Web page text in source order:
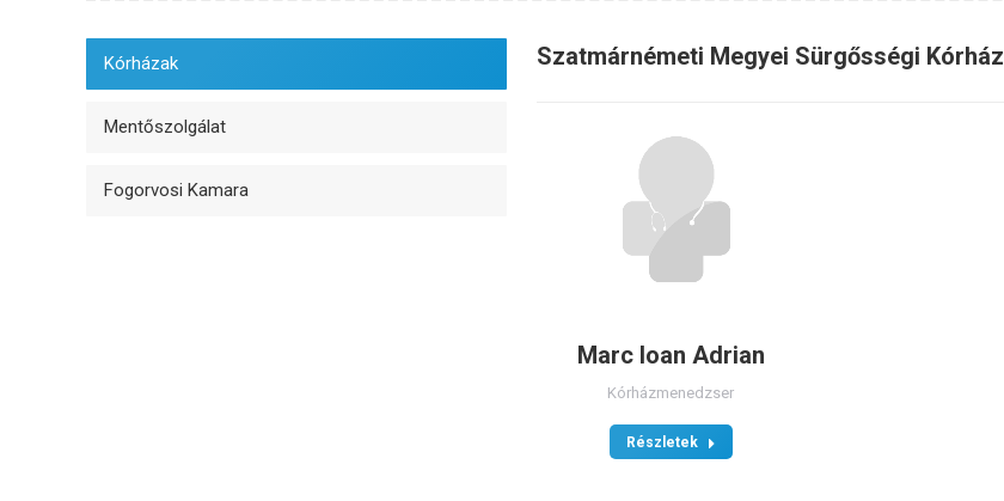
Kórházak
Mentőszolgálat
Fogorvosi Kamara
Szatmárnémeti Megyei Sürgősségi Kórház
Marc Ioan Adrian
Kórházmenedzser
Részletek